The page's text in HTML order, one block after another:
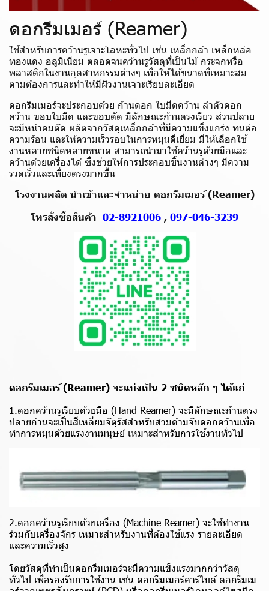
ดอกรีมเมอร์ (Reamer)
ใช้สำหรับการคว้านรูเจาะโลหะทั่วไป เช่น เหล็กกล้า เหล็กหล่อ
ทองแดง อลูมิเนียม ตลอดจนคว้านรูวัสดุที่เป็นไม้ กระจกหรือ
พลาสติกในงานอุตสาหกรรมต่างๆ เพื่อให้ได้ขนาดที่เหมาะสม
ตามต้องการและทำให้มีผิวงานเจาะเรียบละเอียด
ดอกริมเมอร์จะประกอบด้วย ก้านดอก ใบมีดคว้าน ลำตัวดอก
คว้าน ขอบใบมีด และขอบตัด มีลักษณะก้านตรงเรียว ส่วนปลาย
จะมีหน้าคมตัด ผลิตจากวัสดุเหล็กกล้าที่มีความแข็งแกร่ง ทนต่อ
ความร้อน และให้ความเร็วรอบในการหมุนดีเยี่ยม มีให้เลือกใช้
งานหลายชนิดหลายขนาด สามารถนำมาใช้คว้านรูด้วยมือและ
คว้านด้วยเครื่องได้ ซึ่งช่วยให้การประกอบชิ้นงานต่างๆ มีความ
รวดเร็วและเที่ยงตรงมากขึ้น
โรงงานผลิต นำเข้าและจำหน่าย ดอกรีมเมอร์ (Reamer)
โทรสั่งซื้อสินค้า 02-8921006 , 097-046-3239
ดอกรีมเมอร์ (Reamer) จะแบ่งเป็น 2 ชนิดหลัก ๆ ได้แก่
1.ดอกคว้านรูเรียบด้วยมือ (Hand Reamer) จะมีลักษณะก้านตรง
ปลายก้านจะเป็นสี่เหลี่ยมจัตุรัสสำหรับสวมด้ามจับดอกคว้านเพื่อ
ทำการหมุนด้วยแรงงานมนุษย์ เหมาะสำหรับการใช้งานทั่วไป
2.ดอกคว้านรูเรียบด้วยเครื่อง (Machine Reamer) จะใช้ทำงาน
ร่วมกับเครื่องจักร เหมาะสำหรับงานที่ต้องใช้แรง รายละเอียด
และความเร็วสูง
โดยวัสดุที่ทำเป็นดอกรีมเมอร์จะมีความแข็งแรงมากกว่าวัสดุ
ทั่วไป เพื่อรองรับการใช้งาน เช่น ดอกรีมเมอร์คาร์ไบด์ ดอกรีมเม